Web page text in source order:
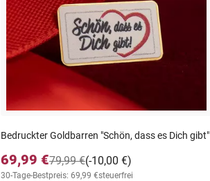
Bedruckter Goldbarren "Schön, dass es Dich gibt"
69,99 € (-10,00 €)
79,99 €
30-Tage-Bestpreis: 69,99 €steuerfrei